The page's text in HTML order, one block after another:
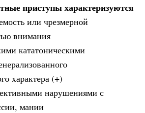
приступы характеризуются
или чрезмерной
внимания
кататоническими
характера (+)
нарушениями с
мании